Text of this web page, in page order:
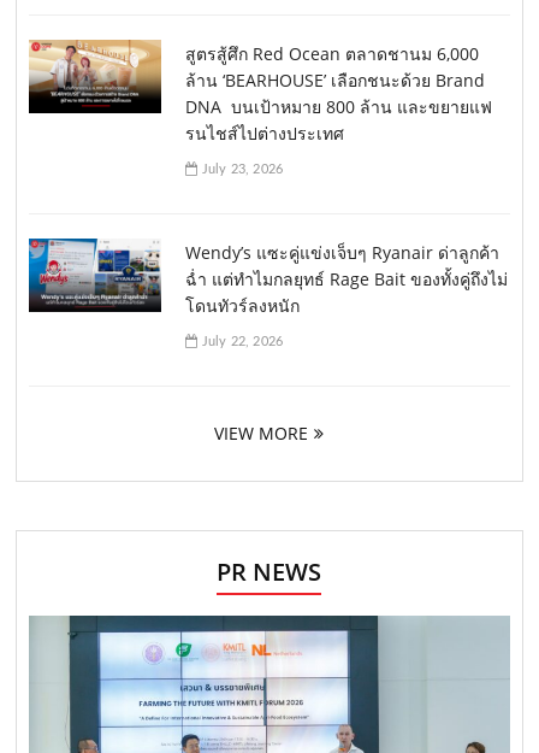
สูตรสู้ศึก Red Ocean ตลาดชานม 6,000
ล้าน ‘BEARHOUSE’ เลือกชนะด้วย Brand
DNA บนเป้าหมาย 800 ล้าน และขยายแฟ
รนไชส์ไปต่างประเทศ
July 23, 2026
Wendy’s แซะคู่แข่งเจ็บๆ Ryanair ด่าลูกค้า
ฉ่ำ แต่ทำไมกลยุทธ์ Rage Bait ของทั้งคู่ถึงไม่
โดนทัวร์ลงหนัก
July 22, 2026
VIEW MORE
PR NEWS